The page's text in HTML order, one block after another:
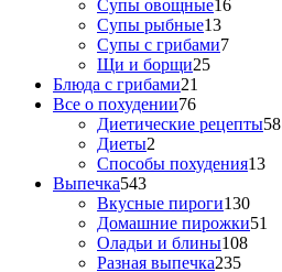
Супы овощные16
Супы рыбные13
Супы с грибами7
Щи и борщи25
Блюда с грибами21
Все о похудении76
Диетические рецепты58
Диеты2
Способы похудения13
Выпечка543
Вкусные пироги130
Домашние пирожки51
Оладьи и блины108
Разная выпечка235